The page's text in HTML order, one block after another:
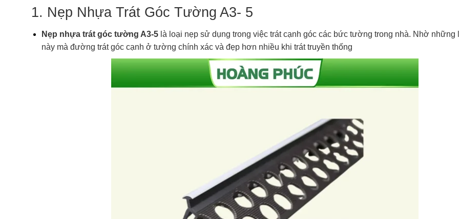
1. Nẹp Nhựa Trát Góc Tường A3- 5
Nẹp nhựa trát góc tường A3-5 là loại nẹp sử dụng trong việc trát cạnh góc các bức tường trong nhà. Nhờ những
này mà đường trát góc cạnh ở tường chính xác và đẹp hơn nhiều khi trát truyền thống